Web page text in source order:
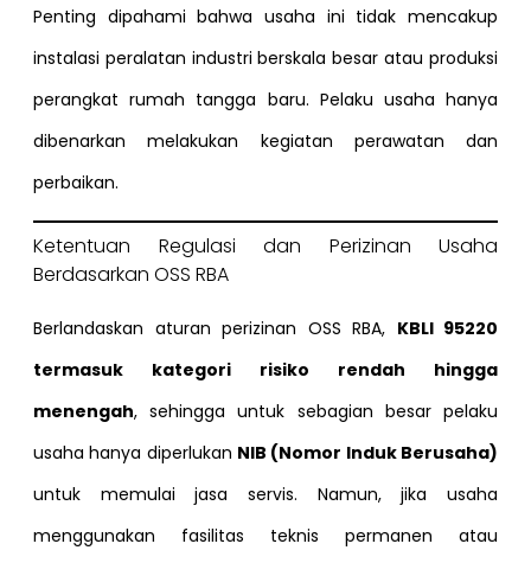
Penting dipahami bahwa usaha ini tidak mencakup
instalasi peralatan industri berskala besar atau produksi
perangkat rumah tangga baru. Pelaku usaha hanya
dibenarkan melakukan kegiatan perawatan dan
perbaikan.
Ketentuan Regulasi dan Perizinan Usaha
Berdasarkan OSS RBA
Berlandaskan aturan perizinan OSS RBA, KBLI 95220
termasuk kategori risiko rendah hingga
menengah, sehingga untuk sebagian besar pelaku
usaha hanya diperlukan NIB (Nomor Induk Berusaha)
untuk memulai jasa servis. Namun, jika usaha
menggunakan fasilitas teknis permanen atau